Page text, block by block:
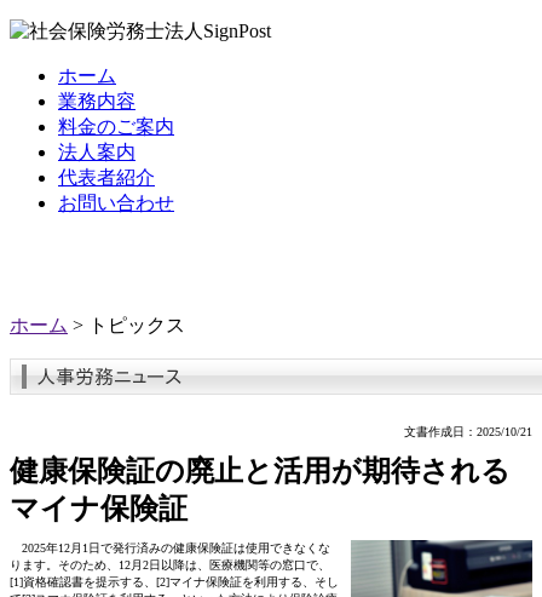
ホーム
業務内容
料金のご案内
法人案内
代表者紹介
お問い合わせ
ホーム > トピックス
文書作成日：2025/10/21
健康保険証の廃止と活用が期待される
マイナ保険証
2025年12月1日で発行済みの健康保険証は使用できなくな
ります。そのため、12月2日以降は、医療機関等の窓口で、
[1]資格確認書を提示する、[2]マイナ保険証を利用する、そし